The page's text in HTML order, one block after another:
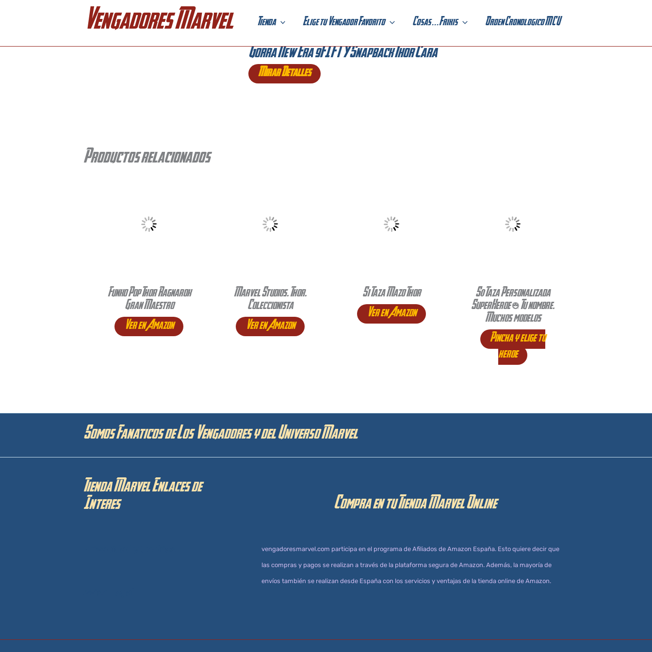
Vengadores Marvel Tienda Elige tu Vengador Favorito Cosas . . . Frikis Orden Cronologico MCU
Gorra New Era 9FIFTY Snapback Thor Cara
Mirar Detalles
Productos relacionados
Funko Pop Thor Ragnarok
Gran Maestro
Ver en Amazon
Marvel Studios. Thor.
Coleccionista
Ver en Amazon
S1 Taza Mazo Thor
Ver en Amazon
S0 Taza Personalizada
SuperHeroe + Tu nombre.
Muchos modelos
Pincha y elige tu
heroe
Somos Fanaticos de Los Vengadores y del Universo Marvel
Tienda Marvel Enlaces de
Interes
Compra en tu Tienda Marvel Online
vengadoresmarvel.com participa en el programa de Afiliados de Amazon España. Esto quiere decir que
las compras y pagos se realizan a través de la plataforma segura de Amazon. Además, la mayoría de
envíos también se realizan desde España con los servicios y ventajas de la tienda online de Amazon.